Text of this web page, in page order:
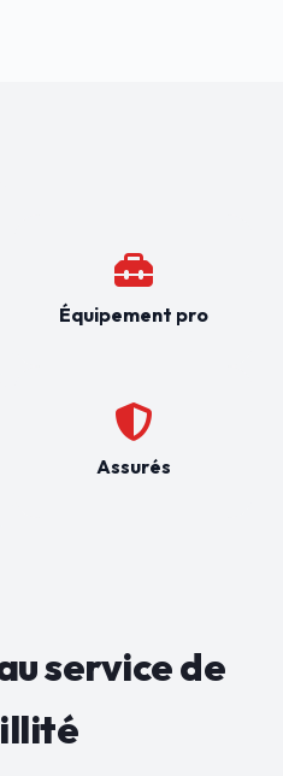
Équipement pro
Assurés
service de